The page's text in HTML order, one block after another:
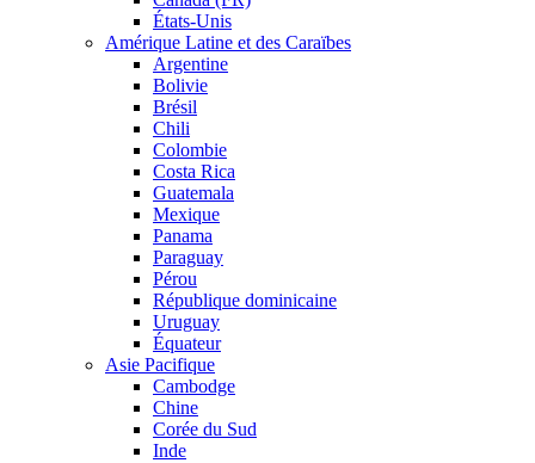
États-Unis
Amérique Latine et des Caraïbes
Argentine
Bolivie
Brésil
Chili
Colombie
Costa Rica
Guatemala
Mexique
Panama
Paraguay
Pérou
République dominicaine
Uruguay
Équateur
Asie Pacifique
Cambodge
Chine
Corée du Sud
Inde